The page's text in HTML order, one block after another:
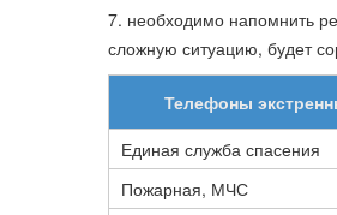
7. необходимо напомнить
сложную ситуацию, будет
Телефоны
Единая служба спасения
Пожарная, МЧС